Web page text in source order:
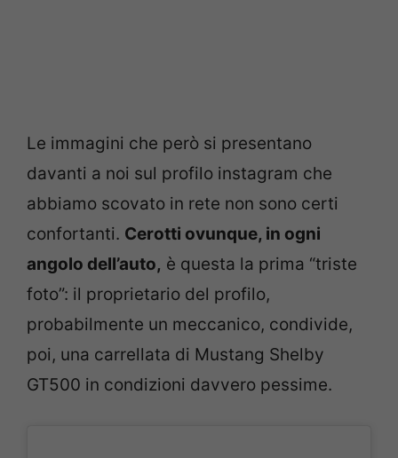
Le immagini che però si presentano
davanti a noi sul profilo instagram che
abbiamo scovato in rete non sono certi
confortanti. Cerotti ovunque, in ogni
angolo dell’auto, è questa la prima “triste
foto”: il proprietario del profilo,
probabilmente un meccanico, condivide,
poi, una carrellata di Mustang Shelby
GT500 in condizioni davvero pessime.